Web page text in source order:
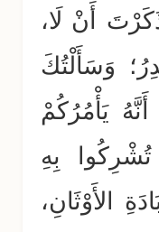
أَنْ لَا،
وَسَأَلْتُكَ
يَأْمُرُكُمْ
تُشْرِكُوا بِهِ
الأَوْثَانِ،